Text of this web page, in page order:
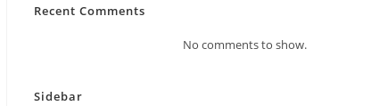
Recent Comments
No comments to show.
Sidebar